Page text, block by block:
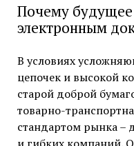
Почему будущее
электронным
В условиях
цепочек и высокой
старой доброй
товарно-
стандартом рынка –